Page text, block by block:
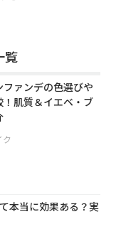
覧
ファンデの色選びや
肌質＆イエベ・ブ
本当に効果ある？実